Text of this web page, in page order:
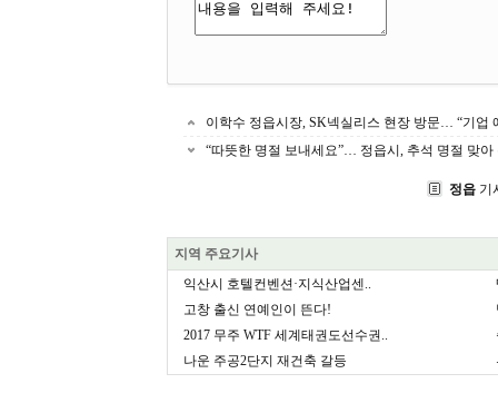
이학수 정읍시장, SK넥실리스 현장 방문… “기업
“따뜻한 명절 보내세요”… 정읍시, 추석 명절 맞아
정읍 기
지역 주요기사
익산시 호텔컨벤션·지식산업센..
고창 출신 연예인이 뜬다!
2017 무주 WTF 세계태권도선수권..
나운 주공2단지 재건축 갈등